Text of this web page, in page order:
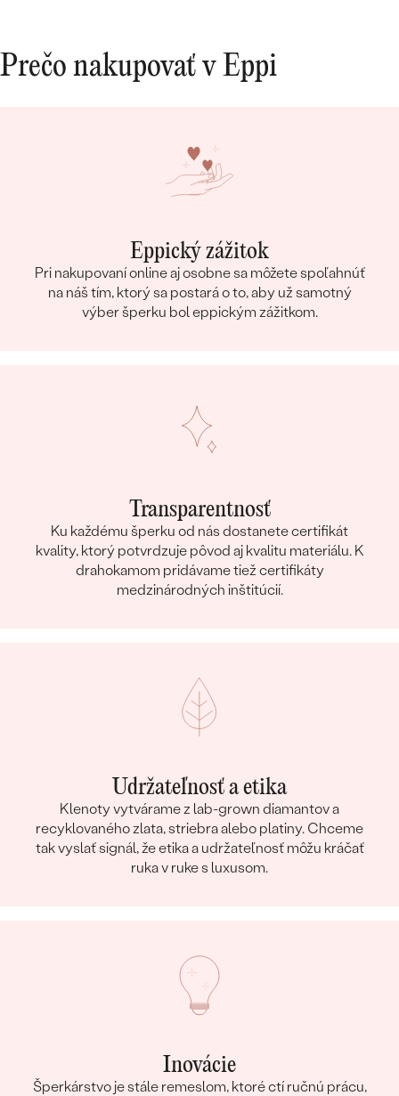
Bestsellery
Prečo nakupovať v Eppi
Eppický zážitok
Pri nakupovaní online aj osobne sa môžete spoľahnúť
na náš tím, ktorý sa postará o to, aby už samotný
výber šperku bol eppickým zážitkom.
Transparentnosť
Ku každému šperku od nás dostanete certifikát
kvality, ktorý potvrdzuje pôvod aj kvalitu materiálu. K
drahokamom pridávame tiež certifikáty
medzinárodných inštitúcií.
Udržateľnosť a etika
Klenoty vytvárame z lab-grown diamantov a
recyklovaného zlata, striebra alebo platiny. Chceme
tak vyslať signál, že etika a udržateľnosť môžu kráčať
ruka v ruke s luxusom.
Inovácie
Šperkárstvo je stále remeslom, ktoré ctí ručnú prácu,